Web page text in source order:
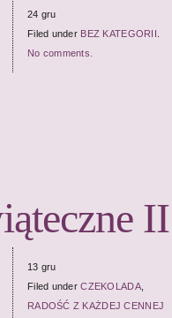
24 gru
Filed under BEZ KATEGORII
No comments.
II
13 gru
Filed underCZEKOLADA,
RADOŚĆ Z KAŻDEJ CENNEJ